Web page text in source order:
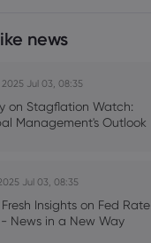
news
2025 Jul 03, 08:35
on Stagflation Watch:
Management's Outlook
Jul 03, 08:35
Insights on Fed Rate
News in a New Way